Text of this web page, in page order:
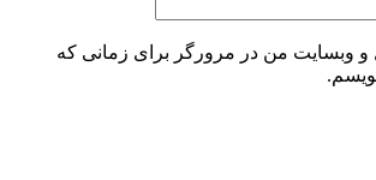
و وبسایت من در مرورگر برای زمانی که